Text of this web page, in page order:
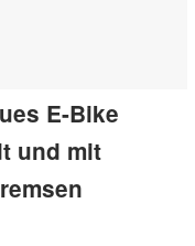
E-Bike
und mit